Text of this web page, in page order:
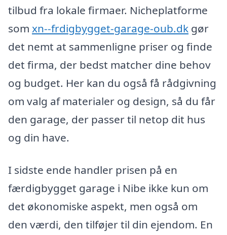
tilbud fra lokale firmaer. Nicheplatforme
som xn--frdigbygget-garage-oub.dk gør
det nemt at sammenligne priser og finde
det firma, der bedst matcher dine behov
og budget. Her kan du også få rådgivning
om valg af materialer og design, så du får
den garage, der passer til netop dit hus
og din have.
I sidste ende handler prisen på en
færdigbygget garage i Nibe ikke kun om
det økonomiske aspekt, men også om
den værdi, den tilføjer til din ejendom. En